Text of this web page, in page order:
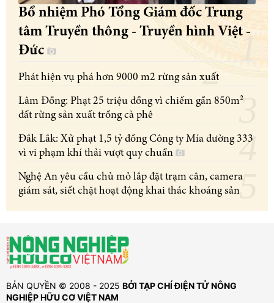
Bổ nhiệm Phó Tổng Giám đốc Trung
tâm Truyền thông - Truyền hình Việt -
Đức
Phát hiện vụ phá hơn 9000 m2 rừng sản xuất
Lâm Đồng: Phạt 25 triệu đồng vì chiếm gần 850m²
đất rừng sản xuất trồng cà phê
Đắk Lắk: Xử phạt 1,5 tỷ đồng Công ty Mía đường 333
vì vi phạm khí thải vượt quy chuẩn
Nghệ An yêu cầu chủ mỏ lắp đặt trạm cân, camera
giám sát, siết chặt hoạt động khai thác khoáng sản
BẢN QUYỀN © 2008 - 2025 BỞI TẠP CHÍ ĐIỆN TỬ NÔNG
NGHIỆP HỮU CƠ VIỆT NAM